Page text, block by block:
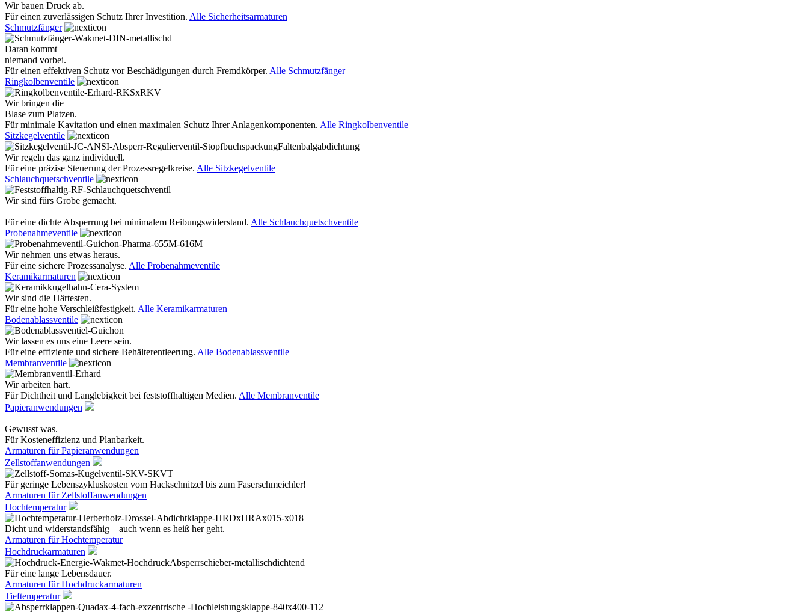
Wir bauen Druck ab.
Für einen zuverlässigen Schutz Ihrer Investition. Alle Sicherheitsarmaturen
Schmutzfänger
Daran kommt
niemand vorbei.
Für einen effektiven Schutz vor Beschädigungen durch Fremdkörper. Alle Schmutzfänger
Ringkolbenventile
Wir bringen die
Blase zum Platzen.
Für minimale Kavitation und einen maximalen Schutz Ihrer Anlagenkomponenten. Alle Ringkolbenventile
Sitzkegelventile
Wir regeln das ganz individuell.
Für eine präzise Steuerung der Prozessregelkreise. Alle Sitzkegelventile
Schlauchquetschventile
Wir sind fürs Grobe gemacht.
Für eine dichte Absperrung bei minimalem Reibungswiderstand. Alle Schlauchquetschventile
Probenahmeventile
Wir nehmen uns etwas heraus.
Für eine sichere Prozessanalyse. Alle Probenahmeventile
Keramikarmaturen
Wir sind die Härtesten.
Für eine hohe Verschleißfestigkeit. Alle Keramikarmaturen
Bodenablassventile
Wir lassen es uns eine Leere sein.
Für eine effiziente und sichere Behälterentleerung. Alle Bodenablassventile
Membranventile
Wir arbeiten hart.
Für Dichtheit und Langlebigkeit bei feststoffhaltigen Medien. Alle Membranventile
Papieranwendungen
Gewusst was.
Für Kosteneffizienz und Planbarkeit.
Armaturen für Papieranwendungen
Zellstoffanwendungen
Für geringe Lebenszykluskosten vom Hackschnitzel bis zum Faserschmeichler!
Armaturen für Zellstoffanwendungen
Hochtemperatur
Dicht und widerstandsfähig – auch wenn es heiß her geht.
Armaturen für Hochtemperatur
Hochdruckarmaturen
Für eine lange Lebensdauer.
Armaturen für Hochdruckarmaturen
Tieftemperatur